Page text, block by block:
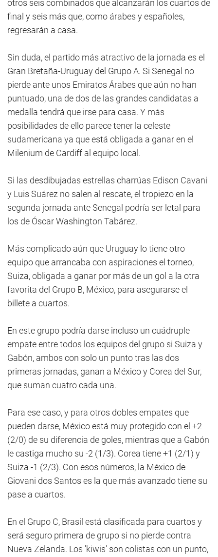
otros seis combinados que alcanzarán los cuartos de
final y seis más que, como árabes y españoles,
regresarán a casa.
Sin duda, el partido más atractivo de la jornada es el
Gran Bretaña-Uruguay del Grupo A. Si Senegal no
pierde ante unos Emiratos Árabes que aún no han
puntuado, una de dos de las grandes candidatas a
medalla tendrá que irse para casa. Y más
posibilidades de ello parece tener la celeste
sudamericana ya que está obligada a ganar en el
Milenium de Cardiff al equipo local.
Si las desdibujadas estrellas charrúas Edison Cavani
y Luis Suárez no salen al rescate, el tropiezo en la
segunda jornada ante Senegal podría ser letal para
los de Óscar Washington Tabárez.
Más complicado aún que Uruguay lo tiene otro
equipo que arrancaba con aspiraciones el torneo,
Suiza, obligada a ganar por más de un gol a la otra
favorita del Grupo B, México, para asegurarse el
billete a cuartos.
En este grupo podría darse incluso un cuádruple
empate entre todos los equipos del grupo si Suiza y
Gabón, ambos con solo un punto tras las dos
primeras jornadas, ganan a México y Corea del Sur,
que suman cuatro cada una.
Para ese caso, y para otros dobles empates que
pueden darse, México está muy protegido con el +2
(2/0) de su diferencia de goles, mientras que a Gabón
le castiga mucho su -2 (1/3). Corea tiene +1 (2/1) y
Suiza -1 (2/3). Con esos números, la México de
Giovani dos Santos es la que más avanzado tiene su
pase a cuartos.
En el Grupo C, Brasil está clasificada para cuartos y
será seguro primera de grupo si no pierde contra
Nueva Zelanda. Los 'kiwis' son colistas con un punto,